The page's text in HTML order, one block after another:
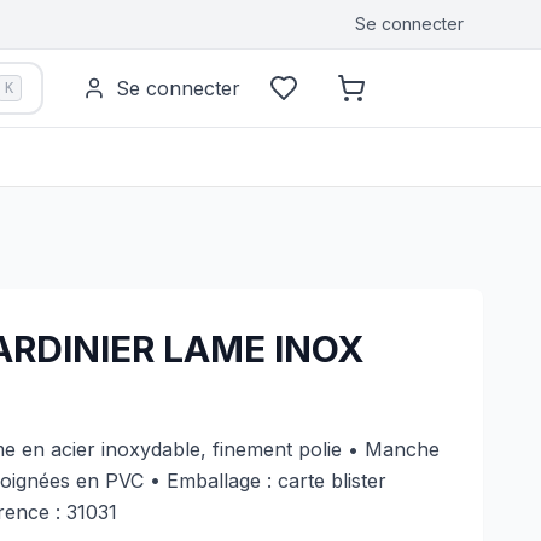
Se connecter
K Se connecter
LAME INOX
en acier inoxydable, finement polie • Manche
en PVC • Emballage : carte blister
: 31031